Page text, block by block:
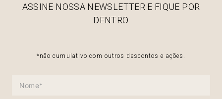
ASSINE NOSSA NEWSLETTER E FIQUE POR
DENTRO
*não cumulativo com outros descontos e ações.